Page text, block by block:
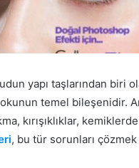
yapı taşlarından biri
temel bileşenidir.
kırışıklıklar,
, bu tür sorunları